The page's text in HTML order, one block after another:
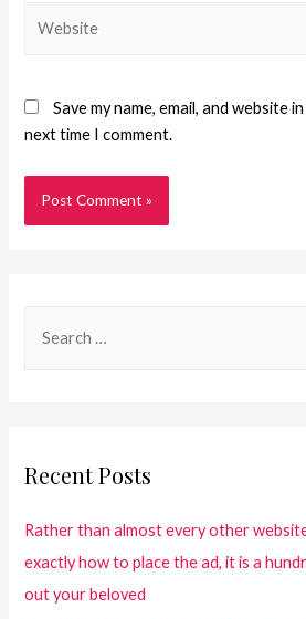
Save my name, email, and website
next time I comment.
Recent Posts
Rather than almost every other
exactly how to place the ad, it is a
out your beloved